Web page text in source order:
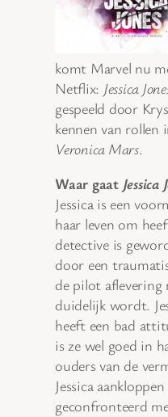
komt Marvel nu
Netflix: Jessica
gespeeld door
kennen van rollen
Veronica Mars.
Waar gaat Jessica
Jessica is een
haar leven om
detective is
door een
de pilot aflevering
duidelijk wordt.
heeft een bad
is ze wel goed in
ouders van de
Jessica
geconfronteerd